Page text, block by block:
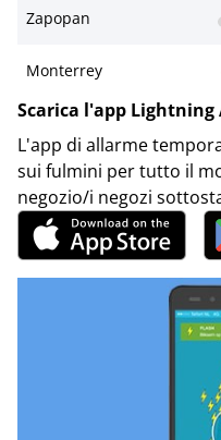
Zapopan
Monterrey
Scarica l'app Lightning
L'app di allarme
sui fulmini per tutto il
negozio/i negozi